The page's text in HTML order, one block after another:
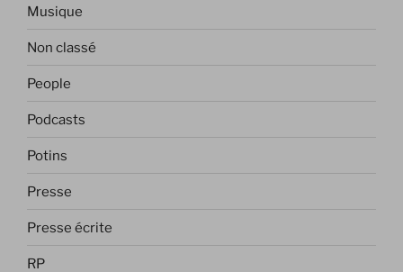
Musique
Non classé
People
Podcasts
Potins
Presse
Presse écrite
RP